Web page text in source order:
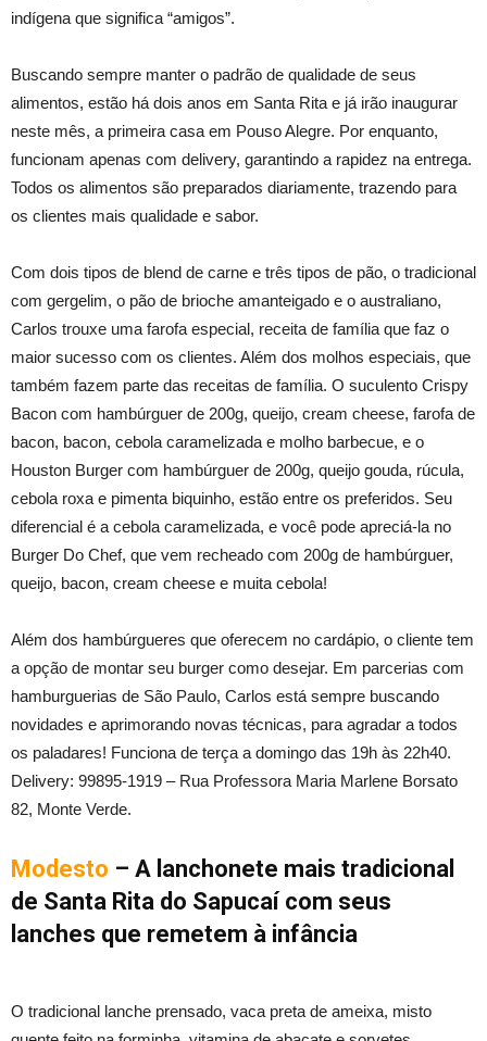
indígena que significa “amigos”.
Buscando sempre manter o padrão de qualidade de seus
alimentos, estão há dois anos em Santa Rita e já irão inaugurar
neste mês, a primeira casa em Pouso Alegre. Por enquanto,
funcionam apenas com delivery, garantindo a rapidez na entrega.
Todos os alimentos são preparados diariamente, trazendo para
os clientes mais qualidade e sabor.
Com dois tipos de blend de carne e três tipos de pão, o tradicional
com gergelim, o pão de brioche amanteigado e o australiano,
Carlos trouxe uma farofa especial, receita de família que faz o
maior sucesso com os clientes. Além dos molhos especiais, que
também fazem parte das receitas de família. O suculento Crispy
Bacon com hambúrguer de 200g, queijo, cream cheese, farofa de
bacon, bacon, cebola caramelizada e molho barbecue, e o
Houston Burger com hambúrguer de 200g, queijo gouda, rúcula,
cebola roxa e pimenta biquinho, estão entre os preferidos. Seu
diferencial é a cebola caramelizada, e você pode apreciá-la no
Burger Do Chef, que vem recheado com 200g de hambúrguer,
queijo, bacon, cream cheese e muita cebola!
Além dos hambúrgueres que oferecem no cardápio, o cliente tem
a opção de montar seu burger como desejar. Em parcerias com
hamburguerias de São Paulo, Carlos está sempre buscando
novidades e aprimorando novas técnicas, para agradar a todos
os paladares! Funciona de terça a domingo das 19h às 22h40.
Delivery: 99895-1919 – Rua Professora Maria Marlene Borsato
82, Monte Verde.
Modesto – A lanchonete mais tradicional
de Santa Rita do Sapucaí com seus
lanches que remetem à infância
O tradicional lanche prensado, vaca preta de ameixa, misto